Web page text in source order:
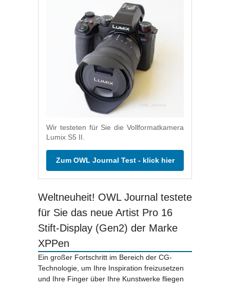
Wir testeten für Sie die Vollformatkamera
Lumix S5 II.
Zum OWL Journal Test - klick hier
Weltneuheit! OWL Journal testete
für Sie das neue Artist Pro 16
Stift-Display (Gen2) der Marke
XPPen
Ein großer Fortschritt im Bereich der CG-
Technologie, um Ihre Inspiration freizusetzen
und Ihre Finger über Ihre Kunstwerke fliegen